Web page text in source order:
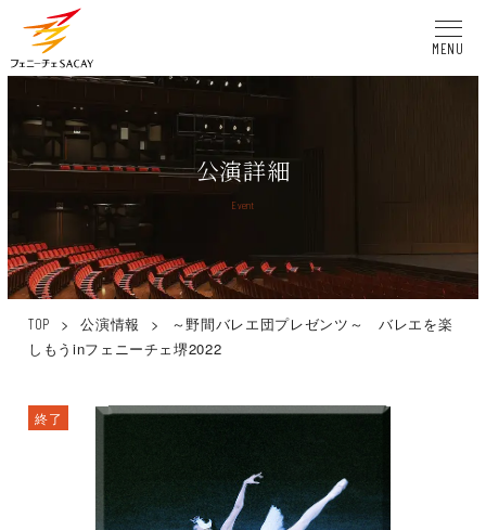
MENU
公演詳細
Event
TOP > 公演情報 >
～野間バレエ団プレゼンツ～ バレエを楽
しもうinフェニーチェ堺2022
終了